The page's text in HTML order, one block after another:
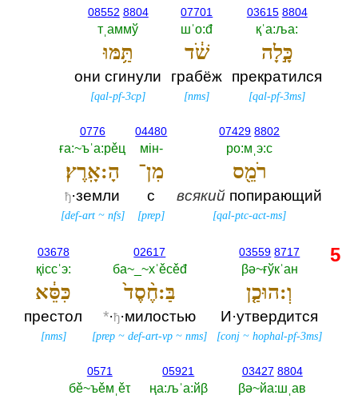
03615 8804
қˈа:ља:‎
כָּ֣לָה
прекратился
[qal-pf-3ms]
07701
шˈо:đ
שֹׁ֔ד
грабёж
[nms]
08552 8804
тˌаммў
תַּ֥מּוּ
они сгинули
[qal-pf-3cp]
07429 8802
ро:мˌэ:с
רֹמֵ֖ס
всякий попирающий
[qal-ptc-act-ms]
04480
мiн-‎
מִן־
с
[prep]
0776
ға:~ъˈа:рěц
הָ:אָֽרֶץ׃
ђ·земли
[def-art~ nfs]
03559 8717
βә~ғўкˈан
וְ:הוּכַ֤ן
И·утвердится
[conj ~hophal-pf-3ms]
02617
ба~_~хˈěсěđ
בַּ:חֶ֨סֶד֙
*·ђ·милостью
[prep ~def-art-vp ~nms]
03678
қiссˈэ:‎
כִּסֵּ֔א
престол
[nms]
03427 8804
βә~йа:шˌав
05921
ңа:љˈа:йβ
0571
бě~ъěмˌěτ
5